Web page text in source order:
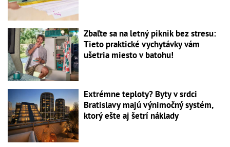
Zbaľte sa na letný piknik bez stresu:
Tieto praktické vychytávky vám
ušetria miesto v batohu!
Extrémne teploty? Byty v srdci
Bratislavy majú výnimočný systém,
ktorý ešte aj šetrí náklady